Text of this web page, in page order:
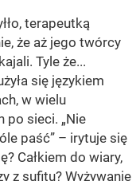
terapeutką
że aż jego twórcy
Tyle że...
się językiem
w wielu
po sieci. „Nie
paść” – irytuje się
Całkiem do wiary,
z sufitu? Wyżywanie